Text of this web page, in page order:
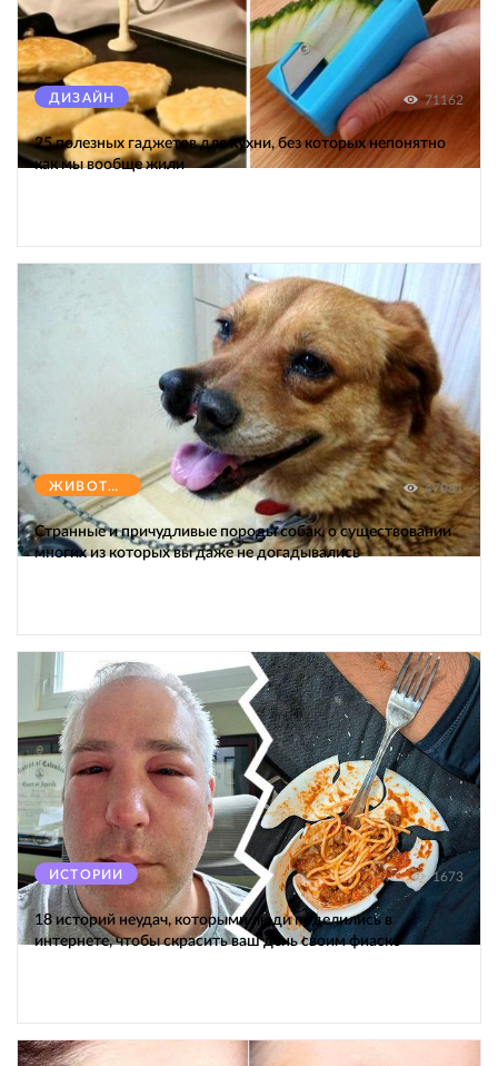
ДИЗАЙН 71162
25 полезных гаджетов для кухни, без которых непонятно
как мы вообще жили
ЖИВОТНЫЕ 47081
Странные и причудливые породы собак, о существовании
многих из которых вы даже не догадывались
ИСТОРИИ 1673
18 историй неудач, которыми люди поделились в
интернете, чтобы скрасить ваш день своим фиаско